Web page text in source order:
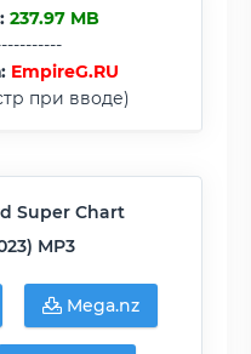
237.97 MB
EmpireG.RU
при вводе)
Super Chart
MP3
Mega.nz